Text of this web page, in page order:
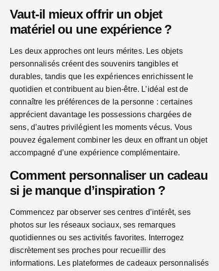
Vaut-il mieux offrir un objet
matériel ou une expérience ?
Les deux approches ont leurs mérites. Les objets
personnalisés créent des souvenirs tangibles et
durables, tandis que les expériences enrichissent le
quotidien et contribuent au bien-être. L’idéal est de
connaître les préférences de la personne : certaines
apprécient davantage les possessions chargées de
sens, d’autres privilégient les moments vécus. Vous
pouvez également combiner les deux en offrant un objet
accompagné d’une expérience complémentaire.
Comment personnaliser un cadeau
si je manque d’inspiration ?
Commencez par observer ses centres d’intérêt, ses
photos sur les réseaux sociaux, ses remarques
quotidiennes ou ses activités favorites. Interrogez
discrètement ses proches pour recueillir des
informations. Les plateformes de cadeaux personnalisés